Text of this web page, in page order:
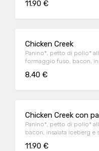
11.90 €
Chicken Creek
Panino*, petto di pollo*
formaggio fuso, bacon,
8.40 €
Chicken Creek con
Panino*, petto di pollo*
bacon, insalata iceberg e
11.90 €